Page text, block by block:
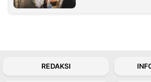
REDAKSI